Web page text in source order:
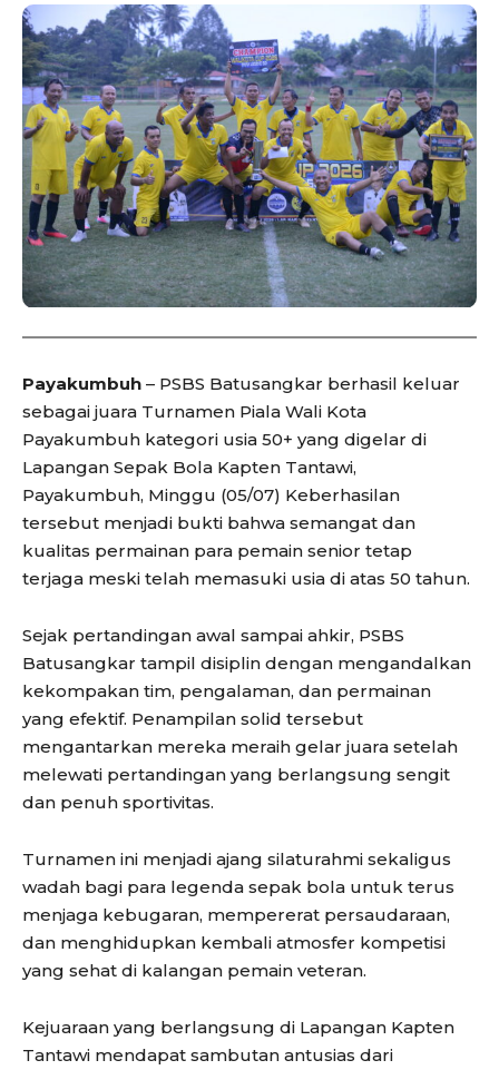
Payakumbuh – PSBS Batusangkar berhasil keluar
sebagai juara Turnamen Piala Wali Kota
Payakumbuh kategori usia 50+ yang digelar di
Lapangan Sepak Bola Kapten Tantawi,
Payakumbuh, Minggu (05/07) Keberhasilan
tersebut menjadi bukti bahwa semangat dan
kualitas permainan para pemain senior tetap
terjaga meski telah memasuki usia di atas 50 tahun.
Sejak pertandingan awal sampai ahkir, PSBS
Batusangkar tampil disiplin dengan mengandalkan
kekompakan tim, pengalaman, dan permainan
yang efektif. Penampilan solid tersebut
mengantarkan mereka meraih gelar juara setelah
melewati pertandingan yang berlangsung sengit
dan penuh sportivitas.
Turnamen ini menjadi ajang silaturahmi sekaligus
wadah bagi para legenda sepak bola untuk terus
menjaga kebugaran, mempererat persaudaraan,
dan menghidupkan kembali atmosfer kompetisi
yang sehat di kalangan pemain veteran.
Kejuaraan yang berlangsung di Lapangan Kapten
Tantawi mendapat sambutan antusias dari